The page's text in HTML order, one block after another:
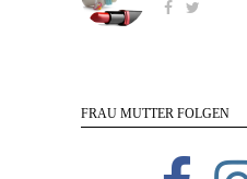
FRAU MUTTER FOLGEN